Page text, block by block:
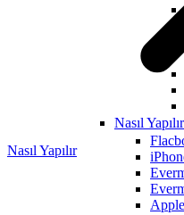
Nasıl Yapılır
Nasıl Yapılır